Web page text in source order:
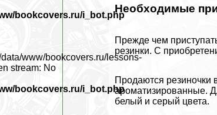
Необходимые
Прежде чем
резинки. C
Продаются резиночки
ароматизированные.
белый и серый цвета.
bookcovers.ru/i_bot.php
www/bookcovers.ru/lessons-
stream: No
bookcovers.ru/i_bot.php